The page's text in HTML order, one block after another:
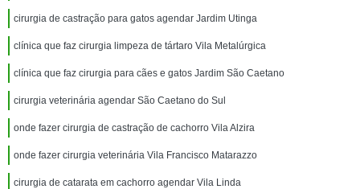
cirurgia de castração para gatos agendar Jardim Utinga
clínica que faz cirurgia limpeza de tártaro Vila Metalúrgica
clínica que faz cirurgia para cães e gatos Jardim São Caetano
cirurgia veterinária agendar São Caetano do Sul
onde fazer cirurgia de castração de cachorro Vila Alzira
onde fazer cirurgia veterinária Vila Francisco Matarazzo
cirurgia de catarata em cachorro agendar Vila Linda